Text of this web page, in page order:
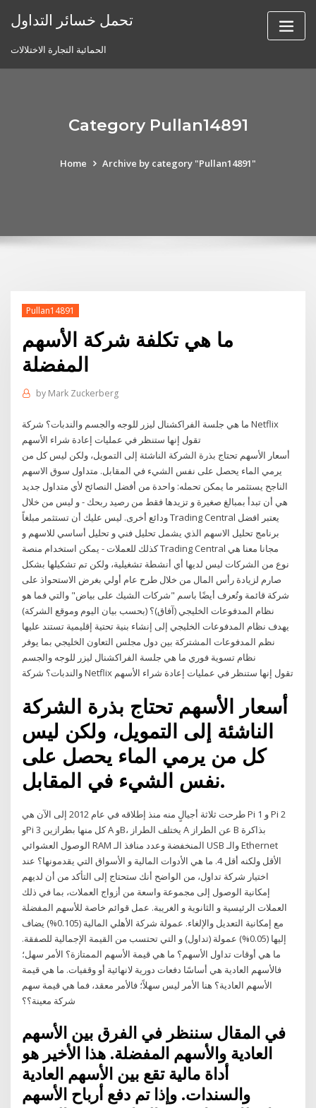
تحمل خسائر التداول
الحمائية التجارة الاختلالات
Category Pullan14891
Home Archive by category "Pullan14891"
Pullan14891
ما هي تكلفة شركة الأسهم
المفضلة
by Mark Zuckerberg
ما هي جلسة الفراكشنال ليزر للوجه والجسم والندبات؟ شركة Netflix
تقول إنها ستنظر في عمليات إعادة شراء الأسهم
أسعار الأسهم تحتاج بذرة الشركة الناشئة إلى التمويل، ولكن ليس كل من
يرمي الماء يحصل على نفس الشيء في المقابل. متداول سوق الاسهم
الناجح يستثمر ما يمكن تحمله: واحدة من أفضل النصائح لأي متداول جديد
هي أن تبدأ بمبالغ صغيرة و تزيدها فقط من رصيد ربحك - و ليس من خلال
ودائع أخرى. ليس عليك أن تستثمر مبلغاً Trading Central يعتبر افضل
برنامج تحليل الاسهم الذي يشمل تحليل فني و تحليل أساسي للاسهم و
كذلك للعملات - يمكن استخدام منصة Trading Central مجانا معنا هي
نوع من الشركات ليس لديها أي أنشطة تشغيلية، ولكن تم تشكيلها بشكل
صارم لزيادة رأس المال من خلال طرح عام أولي بغرض الاستحواذ على
شركة قائمة وتُعرف أيضًا باسم "شركات الشيك على بياض" والتي فما هو
نظام المدفوعات الخليجي (آفاق)؟ (بحسب بيان اليوم وموقع الشركة)
يهدف نظام المدفوعات الخليجي إلى إنشاء بنية تحتية إقليمية تستند عليها
نظم المدفوعات المشتركة بين دول مجلس التعاون الخليجي بما يوفر
نظام تسوية فوري ما هي جلسة الفراكشنال ليزر للوجه والجسم
والندبات؟ شركة Netflix تقول إنها ستنظر في عمليات إعادة شراء الأسهم
أسعار الأسهم تحتاج بذرة الشركة
الناشئة إلى التمويل، ولكن ليس
كل من يرمي الماء يحصل على
نفس الشيء في المقابل.
طرحت ثلاثة أجيالٍ منه منذ إطلاقه في عام 2012 إلى الآن هي Pi 1 و Pi 2
وPi 3 كل منها بطرازين A وB، يختلف الطراز A عن الطراز B بذاكرة
الوصول العشوائي RAM المنخفضة وعدد منافذ الـ USB والـ Ethernet
الأقل ولكنه أقل 4. ما هي الأدوات المالية و الأسواق التي يقدمونها؟ عند
اختيار شركة تداول، من الواضح أنك ستحتاج إلى التأكد من أن لديهم
إمكانية الوصول إلى مجموعة واسعة من أزواج العملات، بما في ذلك
العملات الرئيسية و الثانوية و الغريبة. عمل قوائم خاصة للأسهم المفضلة
مع إمكانية التعديل والإلغاء. عمولة شركة الأهلي المالية (0.105%) يضاف
إليها (0.05%) عمولة (تداول) و التي تحتسب من القيمة الإجمالية للصفقة.
ما هي أوقات تداول الأسهم؟ ما هي قيمة الأسهم الممتازة؟ الأمر سهل؛
فالأسهم العادية هي أساسًا دفعات دورية لانهائية أو وقفيات. ما هي قيمة
الأسهم العادية؟ هنا الأمر ليس سهلاً؛ فالأمر معقد، فما هي قيمة سهم
شركة معينة؟؟
في المقال سننظر في الفرق بين الأسهم
العادية والأسهم المفضلة. هذا الأخير هو
أداة مالية تقع بين الأسهم العادية
والسندات. وإذا تم دفع أرباح الأسهم